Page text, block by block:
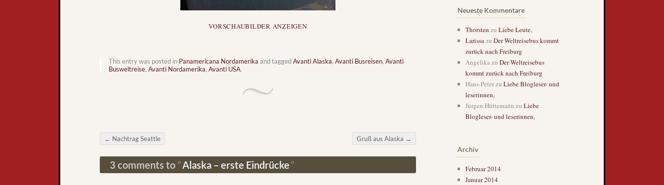
VORSCHAUBILDER ANZEIGEN
This entry was posted in Panamericana Nordamerika and taggedAvanti Alaska, Avanti Busreisen, Avanti
Busweltreise, Avanti Nordamerika, Avanti USA.
Post navigation
← Nachtrag Seattle Gruß aus Alaska →
3 comments to Alaska – erste Eindrücke
Neueste Kommentare
Thorsten zu Liebe Leute,
Larissazu Der Weltreisebus kommt
zurück nach Freiburg
Angelikazu Der Weltreisebus
kommt zurück nach Freiburg
Hans-Peterzu Liebe Blogleser- und
leserinnen,
Jürgen Hüttemann zu Liebe
Blogleser- und leserinnen,
Archiv
Februar 2014
Januar 2014